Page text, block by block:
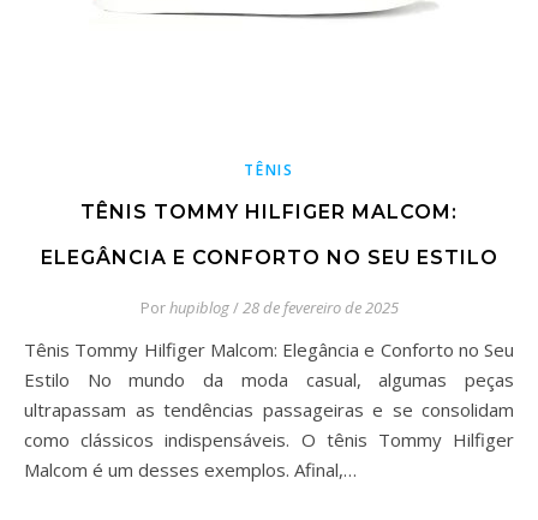
TÊNIS
TÊNIS TOMMY HILFIGER MALCOM:
ELEGÂNCIA E CONFORTO NO SEU ESTILO
Porhupiblog/28 de fevereiro de 2025
Tênis Tommy Hilfiger Malcom: Elegância e Conforto no Seu
Estilo No mundo da moda casual, algumas peças
ultrapassam as tendências passageiras e se consolidam
como clássicos indispensáveis. O tênis Tommy Hilfiger
Malcom é um desses exemplos. Afinal,…